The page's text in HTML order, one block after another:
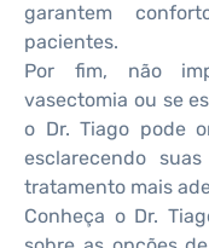
garantem
pacientes.
Por fim, não
vasectomia ou se
o Dr. Tiago pode
esclarecendo
tratamento mais
Conheça o Dr.